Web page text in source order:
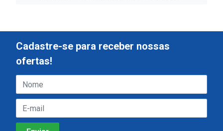
Cadastre-se para receber nossas
ofertas!